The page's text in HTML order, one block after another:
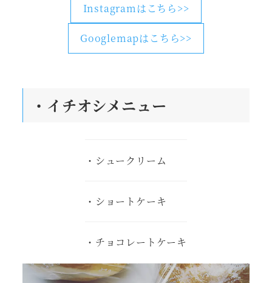
Instagramはこちら>>
Googlemapはこちら>>
・ イチオシメニュー
・シュークリーム
・ショートケーキ
・チョコレートケーキ